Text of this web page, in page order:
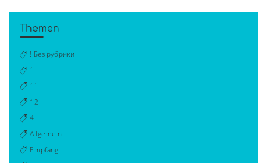
Themen
! Без рубрики
1
11
12
4
Allgemein
Empfang